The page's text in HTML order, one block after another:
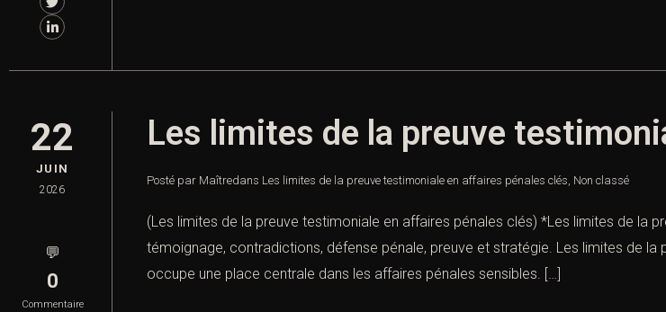
22
JUIN
2026
💬
0
Commentaire
Les limites de la preuve
Posté par Maîtredans Les limites de la preuve testimoniale en affaires pénales clés, Non classé
(Les limites de la preuve testimoniale en affaires pénales clés) *Les limites de la
témoignage, contradictions, défense pénale, preuve et stratégie. Les limites de
occupe une place centrale dans les affaires pénales sensibles. […]